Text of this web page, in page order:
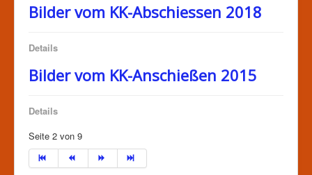
Bilder vom KK-Abschiessen 2018
Details
Bilder vom KK-Anschießen 2015
Details
Seite 2 von 9